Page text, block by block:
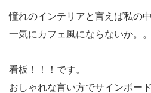
憧れのインテリアと言えば私の
一気にカフェ風にならないか。
看板！！！です。
おしゃれな言い方でサインボー